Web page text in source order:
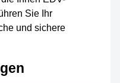
Sie Ihr
und sichere